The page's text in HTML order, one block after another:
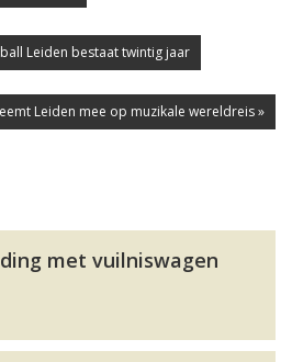
Leiden bestaat twintig jaar
Leiden mee op muzikale wereldreis »
met vuilniswagen